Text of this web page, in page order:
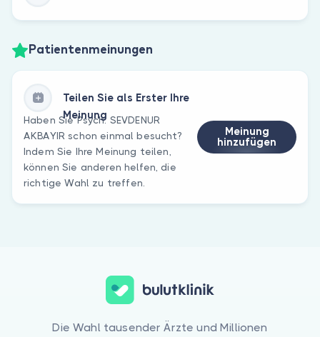
Patientenmeinungen
Teilen Sie als Erster Ihre
Meinung
Haben Sie Psych. SEVDENUR
AKBAYIR schon einmal besucht?
Indem Sie Ihre Meinung teilen,
können Sie anderen helfen, die
richtige Wahl zu treffen.
Meinung
hinzufügen
Die Wahl tausender Ärzte und Millionen